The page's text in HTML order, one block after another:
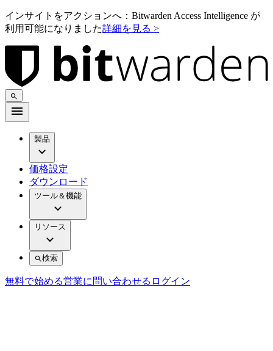
インサイトをアクションへ：Bitwarden Access Intelligence が
利用可能になりました詳細を見る >
製品
価格設定
ダウンロード
ツール＆機能
リソース
検索
無料で始める営業に問い合わせる ログイン